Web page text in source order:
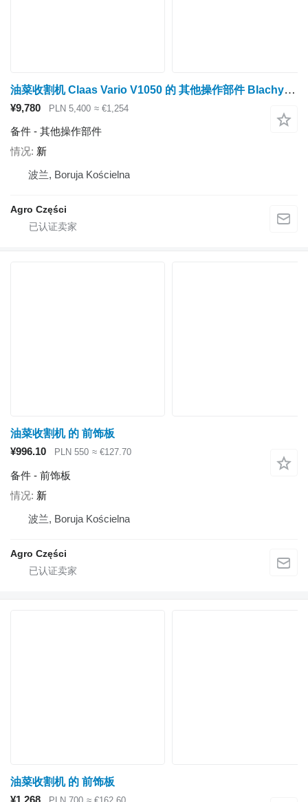
油菜收割机 Claas Vario V1050 的 其他操作部件 Blachy pośrednie
¥9,780 PLN 5,400 ≈ €1,254
备件 - 其他操作部件
情况 新
波兰, Boruja Kościelna
Agro Części
油菜收割机 的 前饰板
¥996.10
PLN 550 ≈ €127.70
备件 - 前饰板
情况 新
波兰, Boruja Kościelna
Agro Części
油菜收割机 的 前饰板
¥1,268